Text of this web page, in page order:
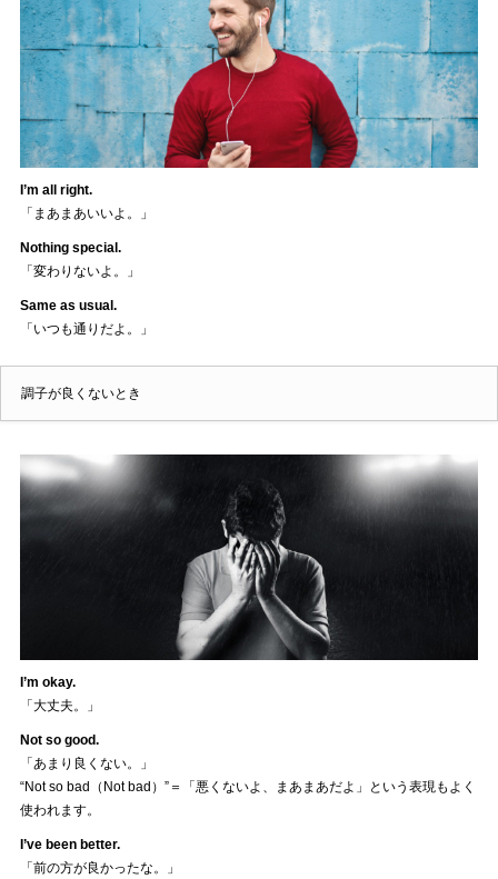
I’m all right.
「まあまあいいよ。」
Nothing special.
「変わりないよ。」
Same as usual.
「いつも通りだよ。」
調子が良くないとき
I’m okay.
「大丈夫。」
Not so good.
「あまり良くない。」
“Not so bad（Not bad）”＝「悪くないよ、まあまあだよ」という表現もよく
使われます。
I’ve been better.
「前の方が良かったな。」